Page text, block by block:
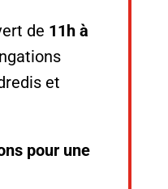
de 11h à
et
pour une